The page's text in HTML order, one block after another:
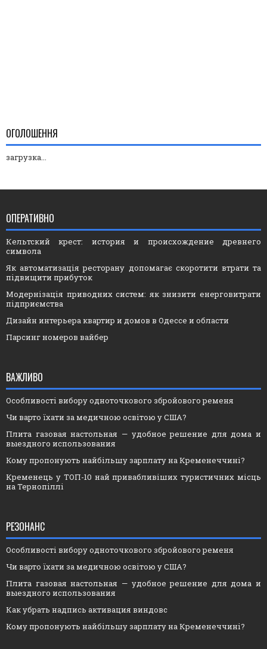
ОГОЛОШЕННЯ
загрузка...
ОПЕРАТИВНО
Кельтский крест: история и происхождение древнего
символа
Як автоматизація ресторану допомагає скоротити втрати та
підвищити прибуток
Модернізація приводних систем: як знизити енерговитрати
підприємства
Дизайн интерьера квартир и домов в Одессе и области
Парсинг номеров вайбер
ВАЖЛИВО
Особливості вибору одноточкового збройового ременя
Чи варто їхати за медичною освітою у США?
Плита газовая настольная — удобное решение для дома и
выездного использования
Кому пропонують найбільшу зарплату на Кременеччині?
Кременець у ТОП-10 най привабливіших туристичних місць
на Тернопіллі
РЕЗОНАНС
Особливості вибору одноточкового збройового ременя
Чи варто їхати за медичною освітою у США?
Плита газовая настольная — удобное решение для дома и
выездного использования
Как убрать надпись активация виндовс
Кому пропонують найбільшу зарплату на Кременеччині?